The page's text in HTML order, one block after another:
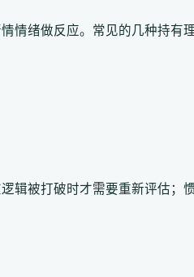
绪做反应。常见的几种持有理
辑被打破时才需要重新评估；